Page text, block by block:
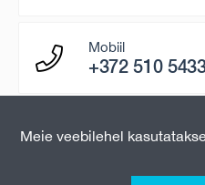
Mobiil
+372 510
Meie veebilehel